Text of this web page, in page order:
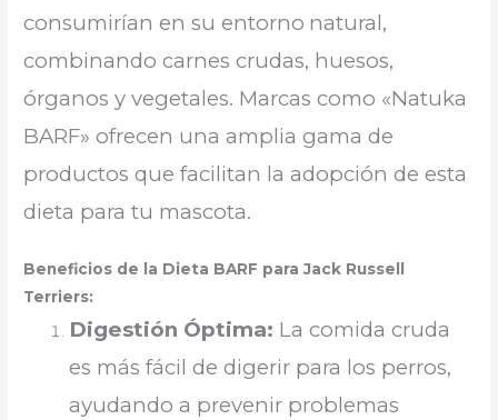
consumirían en su entorno natural,
combinando carnes crudas, huesos,
órganos y vegetales. Marcas como «Natuka
BARF» ofrecen una amplia gama de
productos que facilitan la adopción de esta
dieta para tu mascota.
Beneficios de la Dieta BARF para Jack Russell
Terriers:
Digestión Óptima: La comida cruda
es más fácil de digerir para los perros,
ayudando a prevenir problemas